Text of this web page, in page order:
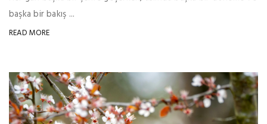
başka bir bakış ...
READ MORE